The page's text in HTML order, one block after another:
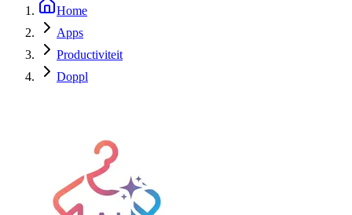
Home
Apps
Productiviteit
Doppl